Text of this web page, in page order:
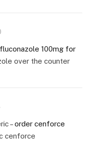
100mg for
over the counter
–order cenforce
cenforce